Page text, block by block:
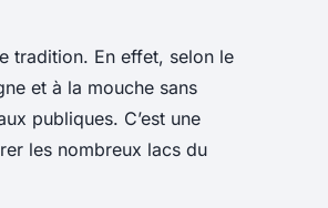
tradition. En effet, selon le
et à la mouche sans
publiques. C’est une
les nombreux lacs du